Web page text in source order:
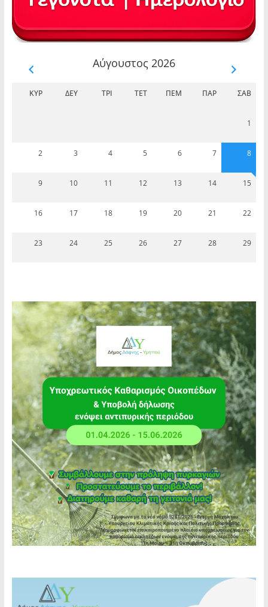
Αύγουστος 2026
ΚΥΡ ΔΕΥ ΤΡΊ ΤΕΤ ΠΈΜ ΠΑΡ ΣΆΒ
1
2 3 4 5 6 7 8
9 10 11 12 13 14 15
16 17 18 19 20 21 22
23 24 25 26 27 28 29